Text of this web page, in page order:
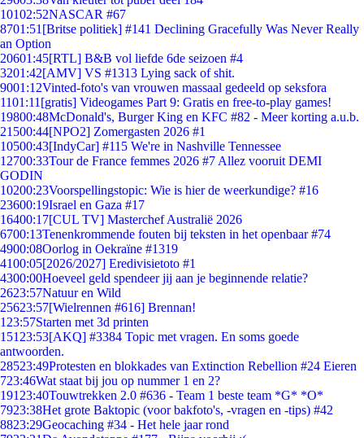
10102:52NASCAR #67
8701:51 [Britse politiek] #141 Declining Gracefully Was Never Really
an Option
20601:45[RTL] B&B vol liefde 6de seizoen #4
3201:42[AMV] VS #1313 Lying sack of shit.
9001:12Vinted-foto's van vrouwen massaal gedeeld op seksfora
1101:11 [gratis] Videogames Part 9: Gratis en free-to-play games!
19800:48McDonald's, Burger King en KFC #82 - Meer korting a.u.b.
21500:44[NPO2] Zomergasten 2026 #1
10500:43[IndyCar] #115 We're in Nashville Tennessee
12700:33Tour de France femmes 2026 #7 Allez vooruit DEMI
GODIN
10200:23Voorspellingstopic: Wie is hier de weerkundige? #16
23600:19Israel en Gaza #17
16400:17[CUL TV] Masterchef Australië 2026
6700:13Tenenkrommende fouten bij teksten in het openbaar #74
4900:08Oorlog in Oekraïne #1319
4100:05[2026/2027] Eredivisietoto #1
4300:00Hoeveel geld spendeer jij aan je beginnende relatie?
2623:57Natuur en Wild
25623:57[Wielrennen #616] Brennan!
1 23:57Starten met 3d printen
151 23:53[AKQ] #3384 Topic met vragen. En soms goede
antwoorden.
28523:49Protesten en blokkades van Extinction Rebellion #24 Eieren
723:46Wat staat bij jou op nummer 1 en 2?
191 23:40Touwtrekken 2.0 #636 - Team 1 beste team *G* *O*
7923:38Het grote Baktopic (voor bakfoto's, -vragen en -tips) #42
8823:29Geocaching #34 - Het hele jaar rond